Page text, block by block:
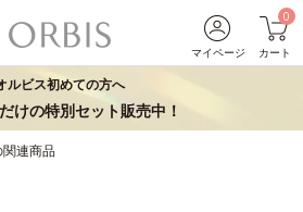
マイページ
0
カート
ルビス初めての方へ
けの特別セット販売中！
関連商品